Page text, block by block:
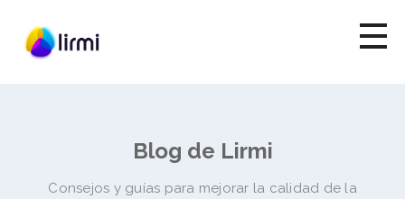
Blog de Lirmi
Consejos y guías para mejorar la calidad de la